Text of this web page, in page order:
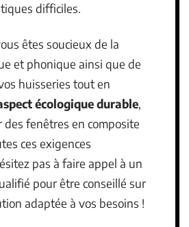
difficiles.
êtes soucieux de la
et phonique ainsi que de
huisseries tout en
écologique durable,
des fenêtres en composite
ces exigences
pas à faire appel à un
pour être conseillé sur
adaptée à vos besoins !